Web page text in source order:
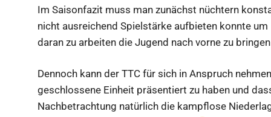
Im Saisonfazit muss man zunächst nüchtern
nicht ausreichend Spielstärke aufbieten konnte
daran zu arbeiten die Jugend nach vorne zu
Dennoch kann der TTC für sich in Anspruch
geschlossene Einheit präsentiert zu haben und
Nachbetrachtung natürlich die kampflose